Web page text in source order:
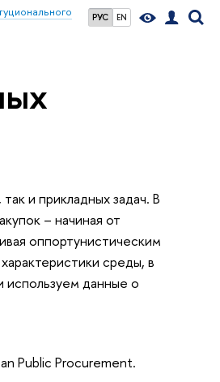
РУС EN
и прикладных задач. В
– начиная от
оппортунистическим
среды, в
используем данные о
Public Procurement.